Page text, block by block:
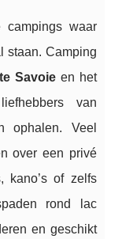
campings waar
staan. Camping
Savoieen het
van
ophalen. Veel
over een privé
kano’s of zelfs
rond lac
en geschikt